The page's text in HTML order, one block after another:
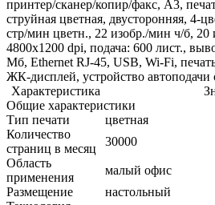
принтер/сканер/копир/факс, A3,
струйная цветная, двусторонняя, 4-
стр/мин цветн., 22 изобр./мин ч/б, 20
4800x1200 dpi, подача: 600 лист.,
Мб, Ethernet RJ-45, USB, Wi-Fi,
ЖК-дисплей, устройство автоподачи
Характеристика
Общие характеристики
Тип печати
цветная
Количество
страниц в месяц
30000
Область
применения
малый офис
Размещение
настольный